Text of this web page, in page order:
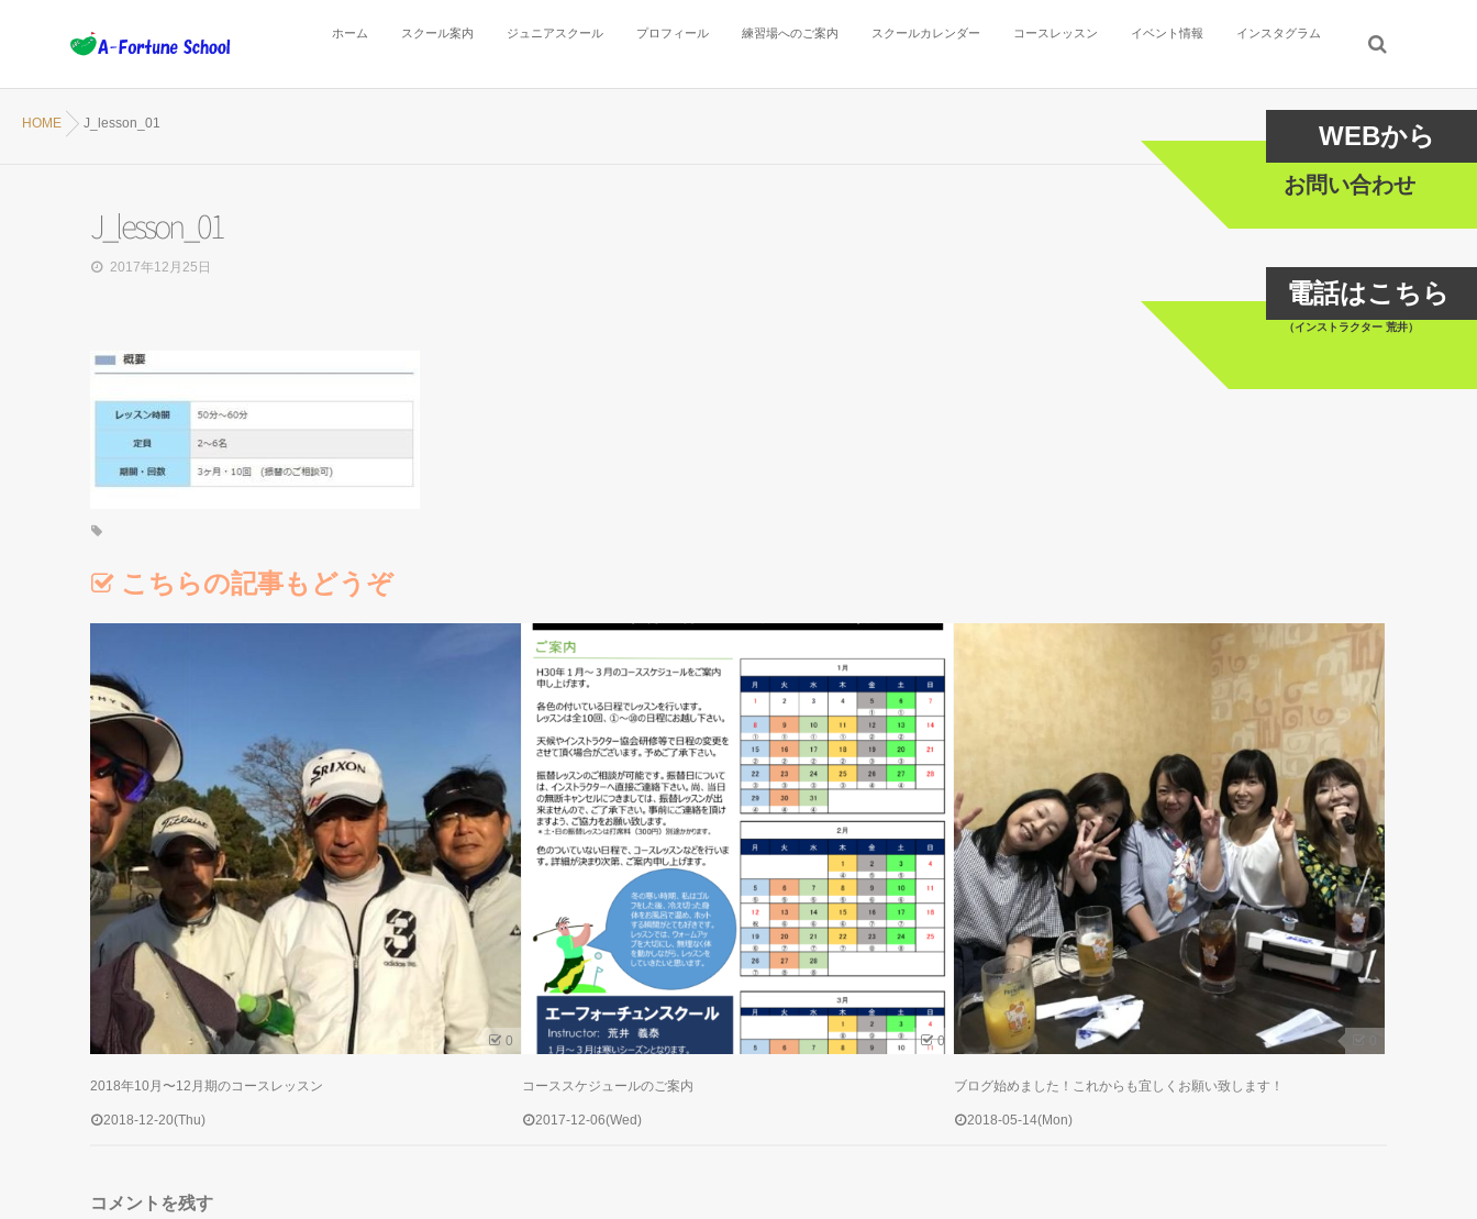
ホーム スクール案内 ジュニアスクール プロフィール 練習場へのご案内 スクールカレンダー コースレッスン イベント情報 インスタグラム
HOME J_lesson_01
J_lesson_01
2017年12月25日
こちらの記事もどうぞ
0
2018年10月〜12月期のコースレッスン
2018-12-20(Thu)
0
コーススケジュールのご案内
2017-12-06(Wed)
ブログ始めました！これからも宜しくお願い致します！
2018-05-14(Mon)
コメントを残す
WEBから
お問い合わせ
電話はこちら
090-5409-2434
（インストラクター 荒井）